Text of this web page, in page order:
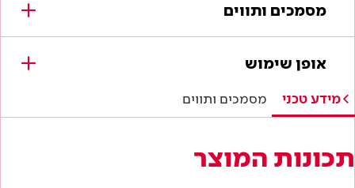
מסמכים ותווים
מסמכים להורדה
תווי תקן
תו תקן ישראלי
אופן שימוש
מידע טכני מסמכים ותווים
תכונות המוצר